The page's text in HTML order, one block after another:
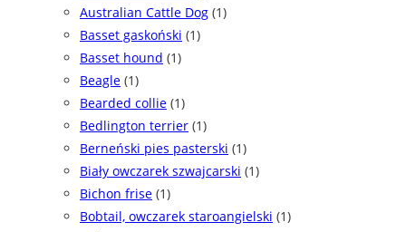
Australian Cattle Dog (1)
Basset gaskoński (1)
Basset hound (1)
Beagle (1)
Bearded collie (1)
Bedlington terrier (1)
Berneński pies pasterski (1)
Biały owczarek szwajcarski (1)
Bichon frise (1)
Bobtail, owczarek staroangielski (1)